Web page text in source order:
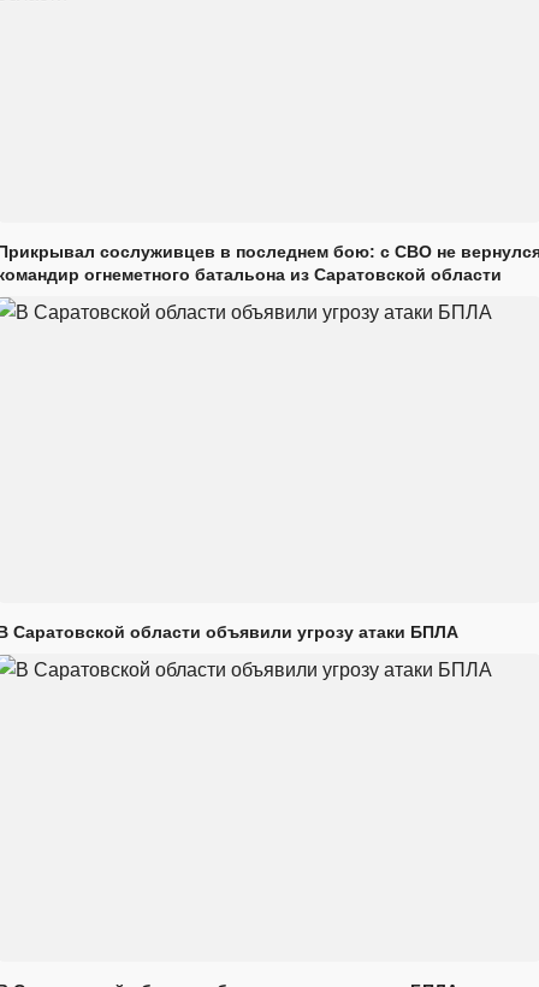
сослуживцев в последнем бою: с СВО не
огнеметного батальона из Саратовской области
Саратовской области объявили угрозу атаки БПЛА